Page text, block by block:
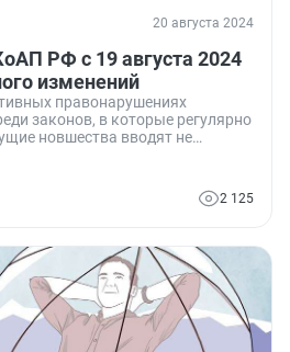
20 августа 2024
РФ с 19 августа 2024
изменений
правонарушениях
законов, в которые регулярно
новшества вводят не
размеры штрафов,
наказаний и иные
подробно.
2 125